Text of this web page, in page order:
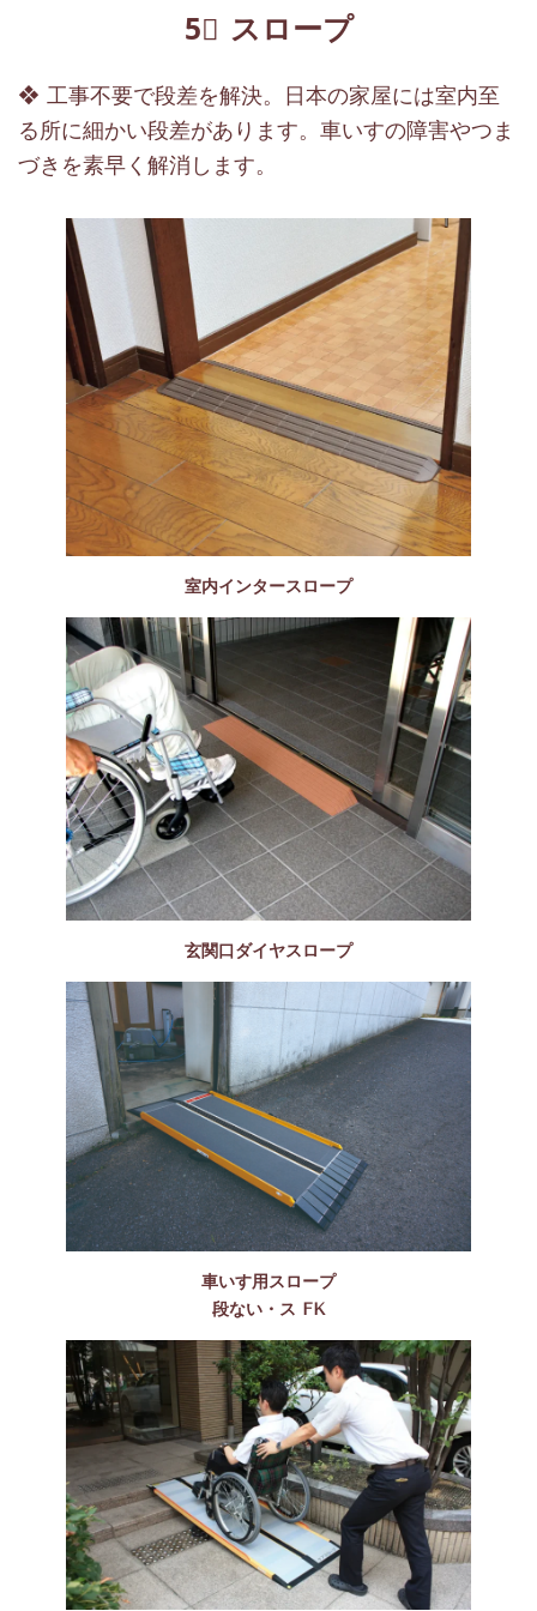
5⃣ スロープ
❖ 工事不要で段差を解決。日本の家屋には室内至
る所に細かい段差があります。車いすの障害やつま
づきを素早く解消します。
室内インタースロープ
玄関口ダイヤスロープ
車いす用スロープ
段ない・ス FK